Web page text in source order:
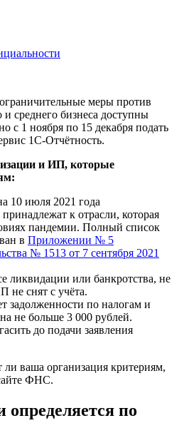
меры против
и среднего бизнеса доступны
с 1 ноября по 15 декабря подать
1С-Отчётность.
и ИП, которые
10 июля 2021 года
к отрасли, которая
пандемии. Полный список
в Приложении № 5
№ 1513 от 7 сентября 2021
ликвидации или банкротства, не
снят с учёта.
задолженности по налогам и
не больше 3 000 рублей.
до подачи заявления
ли ваша организация критериям,
ФНС.
определяется по